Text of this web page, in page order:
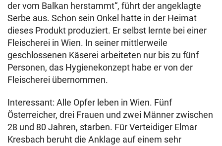
der vom Balkan herstammt“, führt der angeklagte
Serbe aus. Schon sein Onkel hatte in der Heimat
dieses Produkt produziert. Er selbst lernte bei einer
Fleischerei in Wien. In seiner mittlerweile
geschlossenen Käserei arbeiteten nur bis zu fünf
Personen, das Hygienekonzept habe er von der
Fleischerei übernommen.
Interessant: Alle Opfer leben in Wien. Fünf
Österreicher, drei Frauen und zwei Männer zwischen
28 und 80 Jahren, starben. Für Verteidiger Elmar
Kresbach beruht die Anklage auf einem sehr